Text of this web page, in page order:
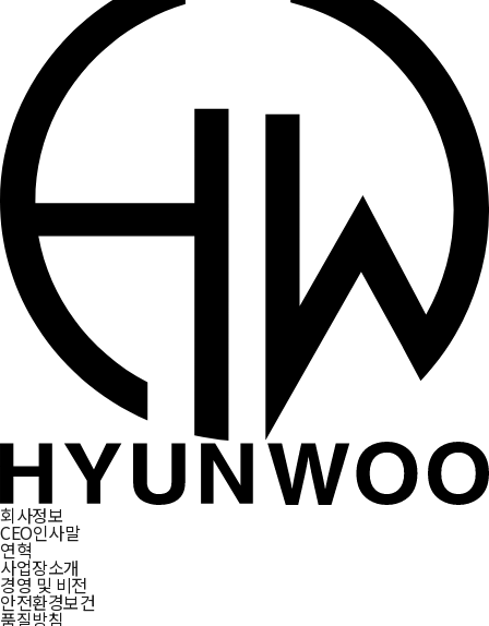
회사정보
CEO인사말
연혁
사업장소개
경영 및 비전
안전환경보건
품질방침